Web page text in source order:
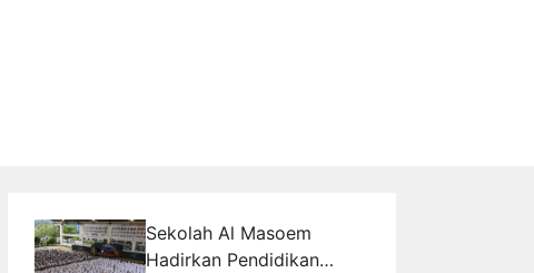
Sekolah Al Masoem
Hadirkan Pendidikan